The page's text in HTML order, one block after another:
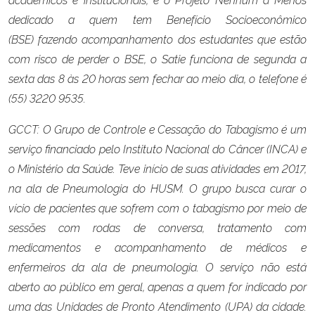
dedicado a quem tem Benefício Socioeconômico
(BSE)fazendo acompanhamento dos estudantes que estão
com risco de perder o BSE, o Satie funciona de segunda a
sexta das 8 às 20 horas sem fechar ao meio dia, o telefone é
(55)3220 9535.
GCCT: O Grupo de Controle e Cessação do Tabagismo é um
serviço financiado peloInstituto Nacional do Câncer (INCA) e
o Ministério da Saúde. Teve início de suasatividades em 2017,
na ala de Pneumologia do HUSM. O grupo busca curar o
vício de pacientes que sofrem com o tabagismo por meio de
sessões com rodas de conversa, tratamento com
medicamentos e acompanhamento de médicos e
enfermeiros da ala de pneumologia. O serviço não está
aberto ao público em geral, apenas a quem forindicado por
uma das Unidades de Pronto Atendimento (UPA) da cidade.